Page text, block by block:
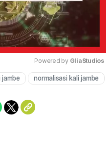
Mute
Powered by GliaStudios
jambe normalisasi kali jambe